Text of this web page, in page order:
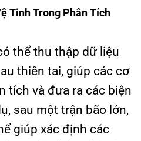
Tinh Trong Phân Tích
thể thu thập dữ liệu
thiên tai, giúp các cơ
tích và đưa ra các biện
sau một trận bão lớn,
giúp xác định các